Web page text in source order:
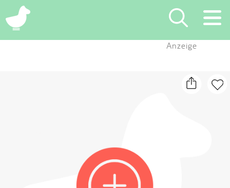
×
Blog
Partner
Anzeige